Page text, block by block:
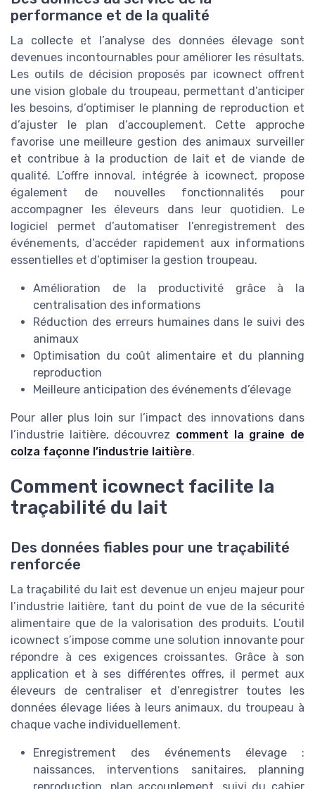
performance et de la qualité
La collecte et l’analyse des données élevage sont
devenues incontournables pour améliorer les résultats.
Les outils de décision proposés par icownect offrent
une vision globale du troupeau, permettant d’anticiper
les besoins, d’optimiser le planning de reproduction et
d’ajuster le plan d’accouplement. Cette approche
favorise une meilleure gestion des animaux surveiller
et contribue à la production de lait et de viande de
qualité. L’offre innoval, intégrée à icownect, propose
également de nouvelles fonctionnalités pour
accompagner les éleveurs dans leur quotidien. Le
logiciel permet d’automatiser l’enregistrement des
événements, d’accéder rapidement aux informations
essentielles et d’optimiser la gestion troupeau.
Amélioration de la productivité grâce à la
centralisation des informations
Réduction des erreurs humaines dans le suivi des
animaux
Optimisation du coût alimentaire et du planning
reproduction
Meilleure anticipation des événements d’élevage
Pour aller plus loin sur l’impact des innovations dans
l’industrie laitière, découvrez comment la graine de
colza façonne l’industrie laitière.
Comment icownect facilite la
traçabilité du lait
Des données fiables pour une traçabilité
renforcée
La traçabilité du lait est devenue un enjeu majeur pour
l’industrie laitière, tant du point de vue de la sécurité
alimentaire que de la valorisation des produits. L’outil
icownect s’impose comme une solution innovante pour
répondre à ces exigences croissantes. Grâce à son
application et à ses différentes offres, il permet aux
éleveurs de centraliser et d’enregistrer toutes les
données élevage liées à leurs animaux, du troupeau à
chaque vache individuellement.
Enregistrement des événements élevage :
naissances, interventions sanitaires, planning
reproduction, plan accouplement, suivi du cahier